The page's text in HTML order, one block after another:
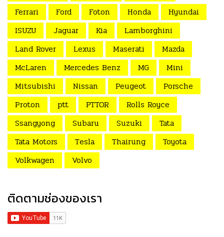
Ferrari
Ford Foton Honda
Hyundai
ISUZU
Jaguar Kia
Lamborghini
Land Rover
Lexus Maserati
Mazda
McLaren
Mercedes Benz MG
Mini
Mitsubishi
Nissan Peugeot
Porsche
Proton
ptt PTTOR
Rolls Royce
Ssangyong
Subaru Suzuki
Tata
Tata Motors
Tesla Thairung
Toyota
Volkwagen
Volvo
ติดตามช่องของเรา